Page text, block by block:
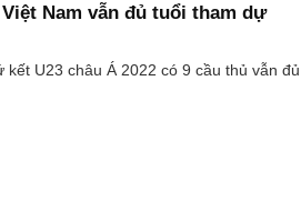
Nam vẫn đủ tuổi tham dự
U23 châu Á 2022 có 9 cầu thủ vẫn đủ